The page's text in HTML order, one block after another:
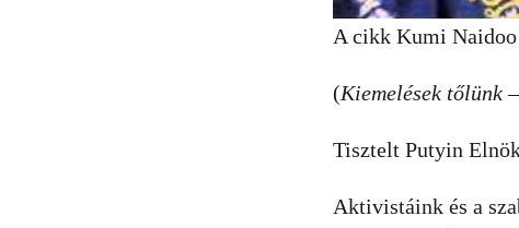
A cikk Kumi
(Kiemelések tőlünk
Tisztelt Putyin
Aktivistáink és a